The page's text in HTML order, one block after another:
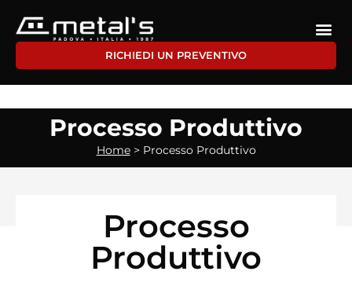
RICHIEDI UN PREVENTIVO
Processo Produttivo
Home> Processo Produttivo
Processo
Produttivo